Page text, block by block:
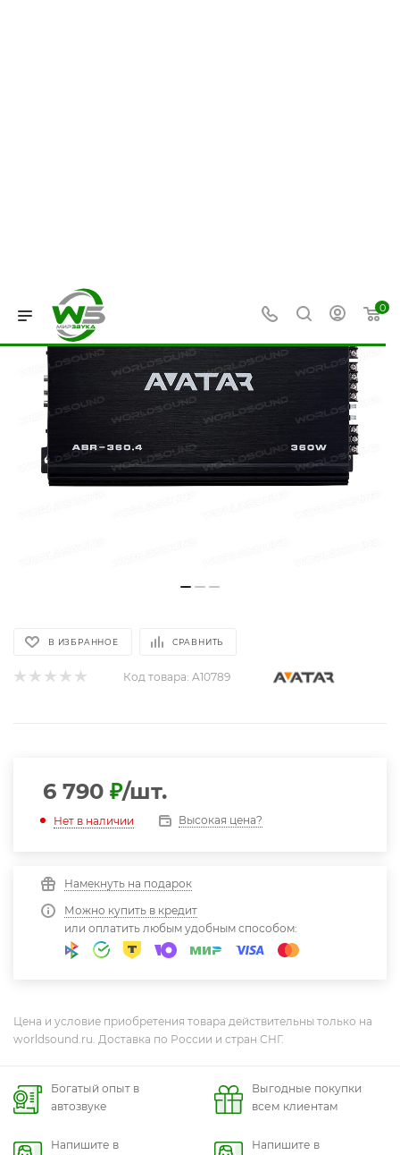
В ИЗБРАННОЕ СРАВНИТЬ
Код товара: A10789
6 790 ₽/шт.
Нет в наличии Высокая цена?
Намекнуть на подарок
Можно купить в кредит
или оплатить любым удобным способом:
Цена и условие приобретения товара действительны только на
worldsound.ru. Доставка по России и стран СНГ.
Богатый опыт в
автозвуке
Выгодные покупки
всем клиентам
Напишите в
Напишите в